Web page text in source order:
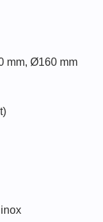
mm, Ø160 mm